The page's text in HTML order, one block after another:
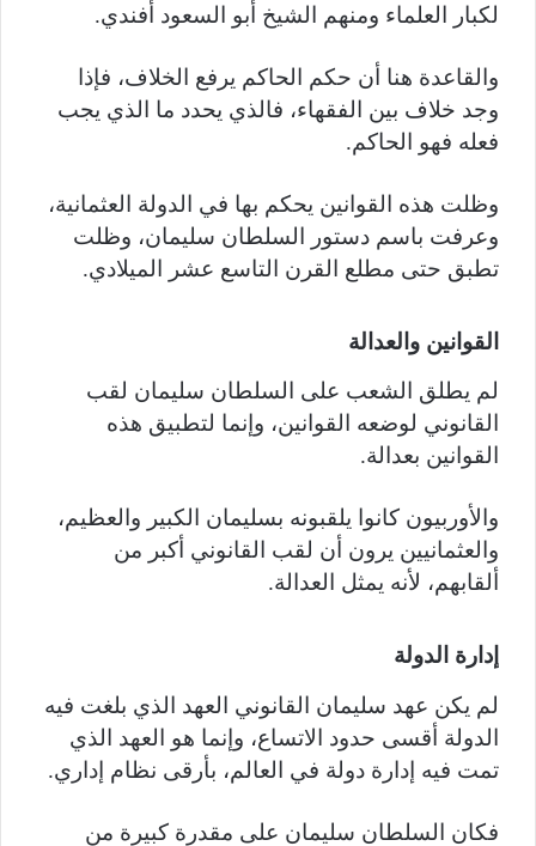
لكبار العلماء ومنهم الشيخ أبو السعود أفندي.
والقاعدة هنا أن حكم الحاكم يرفع الخلاف، فإذا
وجد خلاف بين الفقهاء، فالذي يحدد ما الذي يجب
فعله فهو الحاكم.
وظلت هذه القوانين يحكم بها في الدولة العثمانية،
وعرفت باسم دستور السلطان سليمان، وظلت
تطبق حتى مطلع القرن التاسع عشر الميلادي.
القوانين والعدالة
لم يطلق الشعب على السلطان سليمان لقب
القانوني لوضعه القوانين، وإنما لتطبيق هذه
القوانين بعدالة.
والأوربيون كانوا يلقبونه بسليمان الكبير والعظيم،
والعثمانيين يرون أن لقب القانوني أكبر من
ألقابهم، لأنه يمثل العدالة.
إدارة الدولة
لم يكن عهد سليمان القانوني العهد الذي بلغت فيه
الدولة أقسى حدود الاتساع، وإنما هو العهد الذي
تمت فيه إدارة دولة في العالم، بأرقى نظام إداري.
فكان السلطان سليمان على مقدرة كبيرة من